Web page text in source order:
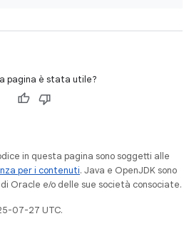
pagina è stata utile?
in questa pagina sono soggetti alle
per i contenuti. Java e OpenJDK sono
Oracle e/o delle sue società consociate.
07-27 UTC.